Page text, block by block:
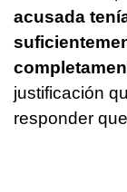
acusada
justificación
responder